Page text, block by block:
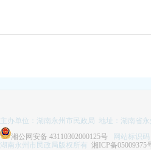
主办单位：湖南永州市民政局 地址：湖南省
湘公网安备 43110302000125号 网站标识码
湖南永州市民政局版权所有 湘ICP备05009375